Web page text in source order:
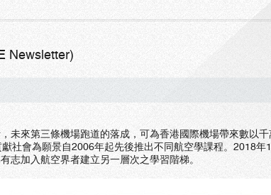
Newsletter)
未來第三條機場跑道的落成，可為香港國際機場帶來數以
社會為願景自2006年起先後推出不同航空學課程。2018
志加入航空界者建立另一層次之學習階梯。